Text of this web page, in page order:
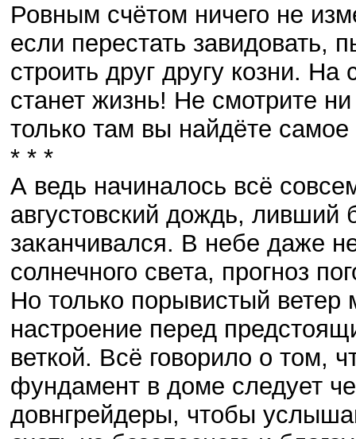
Ровным счётом ничего не
если перестать завидовать,
строить друг другу козни. На
станет жизнь! Не смотрите
только там вы найдёте
* * *
А ведь начиналось всё
августовский дождь, ливший
заканчивался. В небе даже
солнечного света, прогноз
Но только порывистый ветер
настроение перед
веткой. Всё говорило о том,
фундамент в доме следует
довнгрейдеры, чтобы